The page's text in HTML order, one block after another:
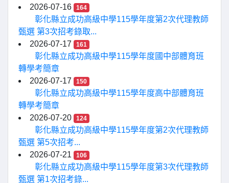
2026-07-16
164
彰化縣立成功高級中學115學年度第2次代理教師
甄選 第3次招考錄取...
2026-07-17
161
彰化縣立成功高級中學115學年度國中部體育班
轉學考簡章
2026-07-17
150
彰化縣立成功高級中學115學年度高中部體育班
轉學考簡章
2026-07-20
124
彰化縣立成功高級中學115學年度第2次代理教師
甄選 第5次招考...
2026-07-21
106
彰化縣立成功高級中學115學年度第3次代理教師
甄選 第1次招考錄...